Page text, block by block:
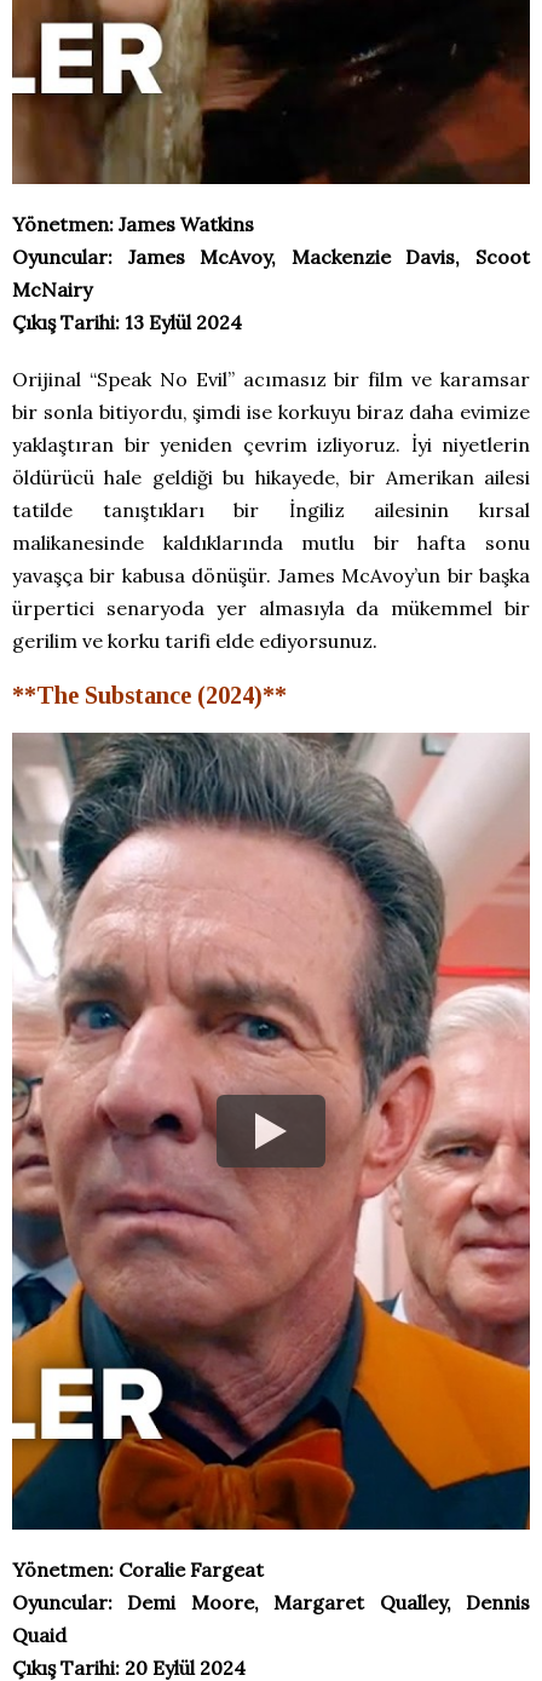
Yönetmen: James Watkins
Oyuncular: James McAvoy, Mackenzie Davis, Scoot
McNairy
Çıkış Tarihi: 13 Eylül 2024
Orijinal “Speak No Evil” acımasız bir film ve karamsar
bir sonla bitiyordu, şimdi ise korkuyu biraz daha evimize
yaklaştıran bir yeniden çevrim izliyoruz. İyi niyetlerin
öldürücü hale geldiği bu hikayede, bir Amerikan ailesi
tatilde tanıştıkları bir İngiliz ailesinin kırsal
malikanesinde kaldıklarında mutlu bir hafta sonu
yavaşça bir kabusa dönüşür. James McAvoy’un bir başka
ürpertici senaryoda yer almasıyla da mükemmel bir
gerilim ve korku tarifi elde ediyorsunuz.
**The Substance (2024)**
Yönetmen: Coralie Fargeat
Oyuncular: Demi Moore, Margaret Qualley, Dennis
Quaid
Çıkış Tarihi: 20 Eylül 2024